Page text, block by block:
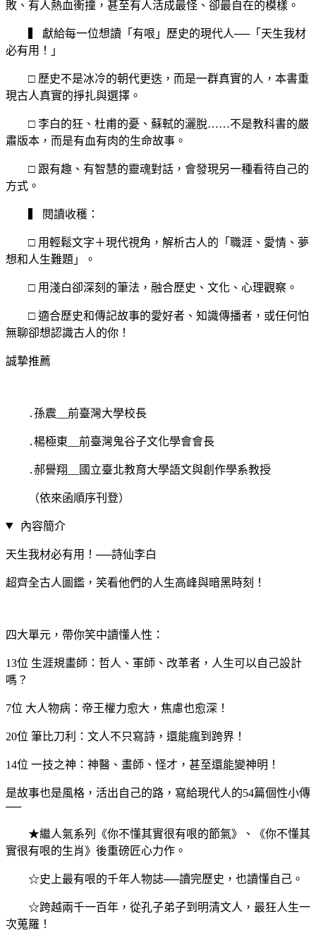
敗、有人熱血衝撞，甚至有人活成最怪、卻最自在的模樣。
▍ 獻給每一位想讀「有哏」歷史的現代人──「天生我材
必有用！」
□ 歷史不是冰冷的朝代更迭，而是一群真實的人，本書重
現古人真實的掙扎與選擇。
□ 李白的狂、杜甫的憂、蘇軾的灑脫……不是教科書的嚴
肅版本，而是有血有肉的生命故事。
□ 跟有趣、有智慧的靈魂對話，會發現另一種看待自己的
方式。
▍ 閱讀收穫：
□ 用輕鬆文字＋現代視角，解析古人的「職涯、愛情、夢
想和人生難題」。
□ 用淺白卻深刻的筆法，融合歷史、文化、心理觀察。
□ 適合歷史和傳記故事的愛好者、知識傳播者，或任何怕
無聊卻想認識古人的你！
誠摯推薦
․孫震__前臺灣大學校長
․楊極東__前臺灣鬼谷子文化學會會長
․郝譽翔__國立臺北教育大學語文與創作學系教授
（依來函順序刊登）
內容簡介
天生我材必有用！──詩仙李白
超齊全古人圖鑑，笑看他們的人生高峰與暗黑時刻！
四大單元，帶你笑中讀懂人性：
13位 生涯規畫師：哲人、軍師、改革者，人生可以自己設計
嗎？
7位 大人物病：帝王權力愈大，焦慮也愈深！
20位 筆比刀利：文人不只寫詩，還能瘋到跨界！
14位 一技之神：神醫、畫師、怪才，甚至還能變神明！
是故事也是風格，活出自己的路，寫給現代人的54篇個性小傳
──
★繼人氣系列《你不懂其實很有哏的節氣》、《你不懂其
實很有哏的生肖》後重磅匠心力作。
☆史上最有哏的千年人物誌──讀完歷史，也讀懂自己。
☆跨越兩千一百年，從孔子弟子到明清文人，最狂人生一
次蒐羅！